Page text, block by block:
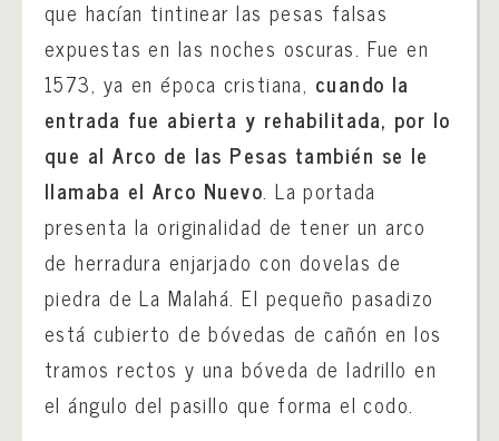
que hacían tintinear las pesas falsas
expuestas en las noches oscuras. Fue en
1573, ya en época cristiana, cuando la
entrada fue abierta y rehabilitada, por lo
que al Arco de las Pesas también se le
llamaba el Arco Nuevo. La portada
presenta la originalidad de tener un arco
de herradura enjarjado con dovelas de
piedra de La Malahá. El pequeño pasadizo
está cubierto de bóvedas de cañón en los
tramos rectos y una bóveda de ladrillo en
el ángulo del pasillo que forma el codo.